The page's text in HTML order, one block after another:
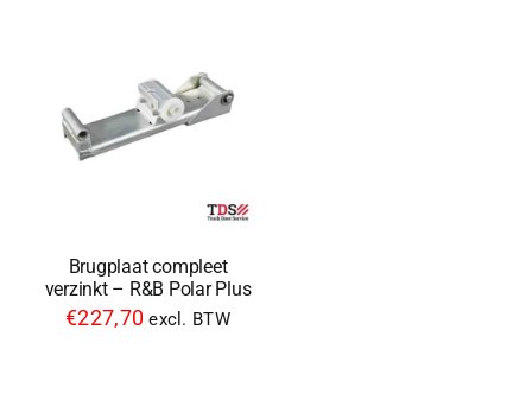
Brugplaat compleet
verzinkt – R&B Polar Plus
€227,70 excl. BTW